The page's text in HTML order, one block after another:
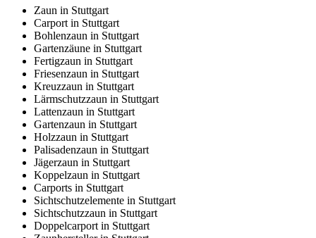
Zaun in Stuttgart
Carport in Stuttgart
Bohlenzaun in Stuttgart
Gartenzäune in Stuttgart
Fertigzaun in Stuttgart
Friesenzaun in Stuttgart
Kreuzzaun in Stuttgart
Lärmschutzzaun in Stuttgart
Lattenzaun in Stuttgart
Gartenzaun in Stuttgart
Holzzaun in Stuttgart
Palisadenzaun in Stuttgart
Jägerzaun in Stuttgart
Koppelzaun in Stuttgart
Carports in Stuttgart
Sichtschutzelemente in Stuttgart
Sichtschutzzaun in Stuttgart
Doppelcarport in Stuttgart